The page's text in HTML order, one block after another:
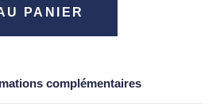
PANIER
complémentaires